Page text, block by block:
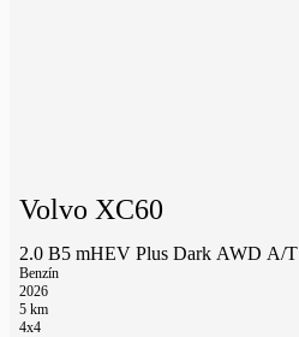
Volvo XC60
2.0 B5 mHEV Plus Dark AWD A/T
Benzín
2026
5 km
4x4